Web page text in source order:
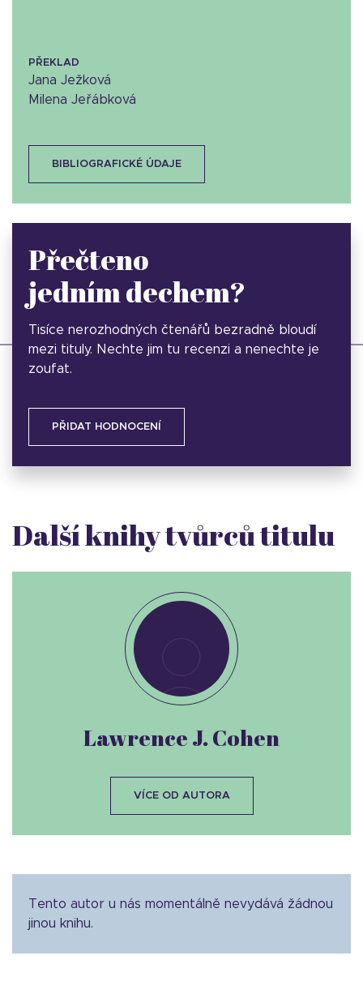
PŘEKLAD
Jana Ježková
Milena Jeřábková
BIBLIOGRAFICKÉ ÚDAJE
Přečteno
jedním dechem?
Tisíce nerozhodných čtenářů bezradně bloudí
mezi tituly. Nechte jim tu recenzi a nenechte je
zoufat.
PŘIDAT HODNOCENÍ
Další knihy tvůrců titulu
Tento autor u nás momentálně nevydává žádnou
jinou knihu.
Lawrence J. Cohen
VÍCE OD AUTORA